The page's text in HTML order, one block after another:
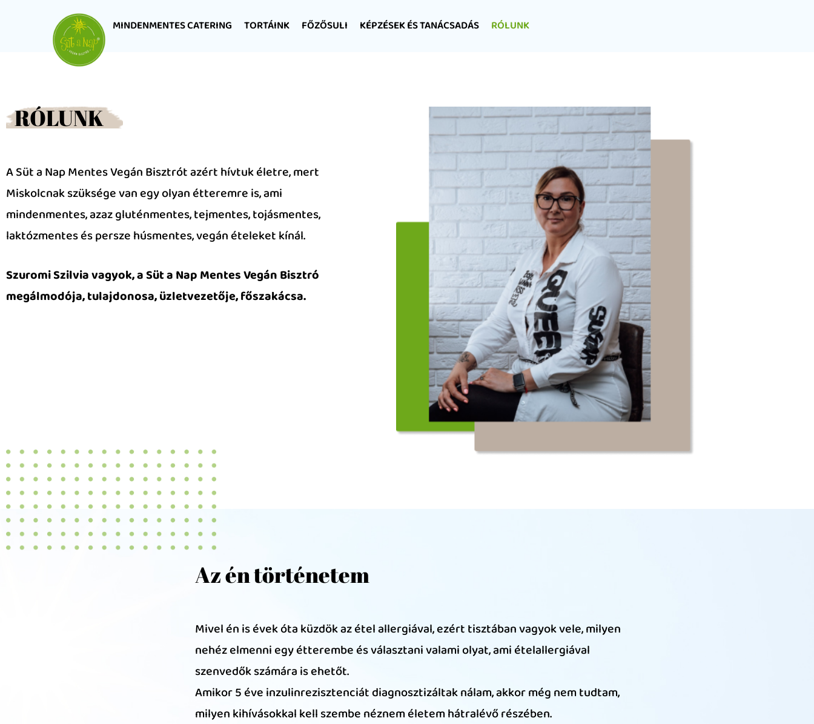
MINDENMENTES CATERING TORTÁINK FŐZŐSULI KÉPZÉSEK ÉS TANÁCSADÁS RÓLUNK
RÓLUNK
A Süt a Nap Mentes Vegán Bisztrót azért hívtuk életre, mert
Miskolcnak szüksége van egy olyan étteremre is, ami
mindenmentes, azaz gluténmentes, tejmentes, tojásmentes,
laktózmentes és persze húsmentes, vegán ételeket kínál.
Szuromi Szilvia vagyok, a Süt a Nap Mentes Vegán Bisztró
megálmodója, tulajdonosa, üzletvezetője, főszakácsa.
Az én történetem
Mivel én is évek óta küzdök az étel allergiával, ezért tisztában vagyok vele, milyen
nehéz elmenni egy étterembe és választani valami olyat, ami ételallergiával
szenvedők számára is ehetőt.
Amikor 5 éve inzulinrezisztenciát diagnosztizáltak nálam, akkor még nem tudtam,
milyen kihívásokkal kell szembe néznem életem hátralévő részében.